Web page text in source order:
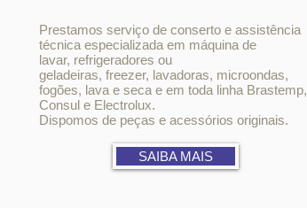
Prestamos serviço de conserto e assistência
técnica especializada em máquina de
lavar, refrigeradores ou
geladeiras, freezer, lavadoras, microondas,
fogões, lava e seca e em toda linha Brastemp,
Consul e Electrolux.
Dispomos de peças e acessórios originais.
SAIBA MAIS